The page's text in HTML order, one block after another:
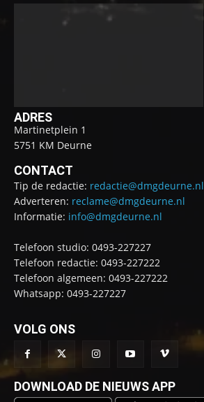
ADRES
Martinetplein 1
5751 KM Deurne
CONTACT
Tip de redactie: redactie@dmgdeurne.nl
Adverteren: reclame@dmgdeurne.nl
Informatie: info@dmgdeurne.nl
Telefoon studio: 0493-227227
Telefoon redactie: 0493-227222
Telefoon algemeen: 0493-227222
Whatsapp: 0493-227227
VOLG ONS
DOWNLOAD DE NIEUWS APP